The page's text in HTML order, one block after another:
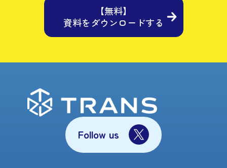
【無料】
資料をダウンロードする
Follow us